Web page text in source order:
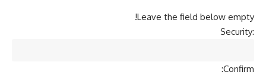
Leave the field below empty!
Security:
Confirm: